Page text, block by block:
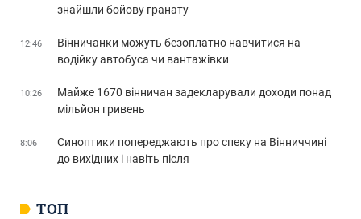
ТОП
знайшли бойову гранату
12:46
Вінничанки можуть безоплатно навчитися на
водійку автобуса чи вантажівки
10:26
Майже 1670 вінничан задекларували доходи понад
мільйон гривень
8:06
Синоптики попереджають про спеку на Вінниччині
до вихідних і навіть після